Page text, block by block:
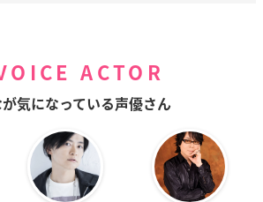
ACTOR
が気になっている声優さん